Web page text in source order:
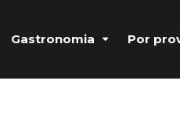
Gastronomia Por